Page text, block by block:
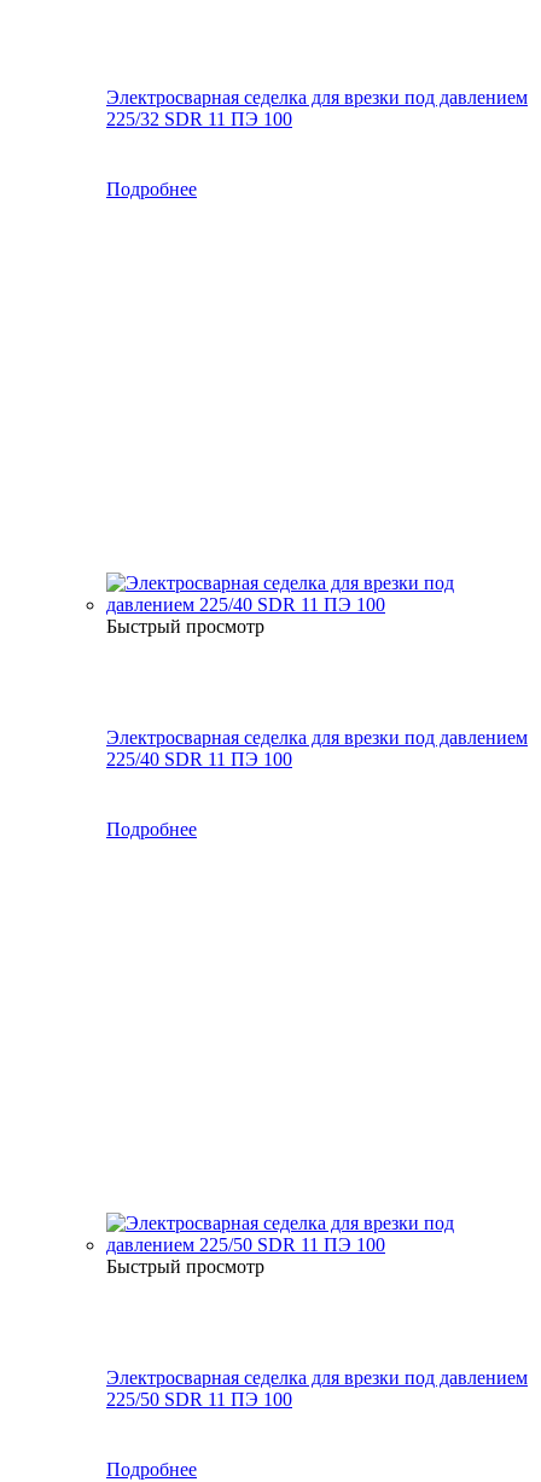
Электросварная седелка для врезки под давлением
225/32 SDR 11 ПЭ 100
Подробнее
Быстрый просмотр
Электросварная седелка для врезки под давлением
225/40 SDR 11 ПЭ 100
Подробнее
Быстрый просмотр
Электросварная седелка для врезки под давлением
225/50 SDR 11 ПЭ 100
Подробнее